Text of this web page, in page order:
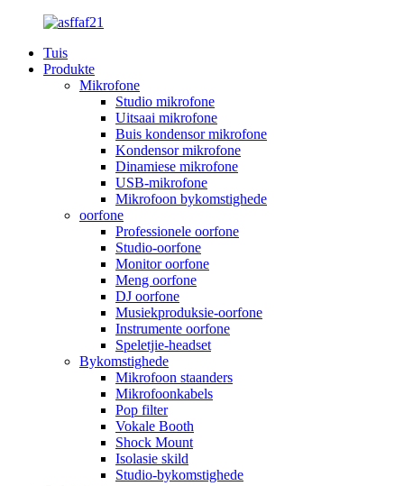
Tuis
Produkte
Mikrofone
Studio mikrofone
Uitsaai mikrofone
Buis kondensor mikrofone
Kondensor mikrofone
Dinamiese mikrofone
USB-mikrofone
Mikrofoon bykomstighede
oorfone
Professionele oorfone
Studio-oorfone
Monitor oorfone
Meng oorfone
DJ oorfone
Musiekproduksie-oorfone
Instrumente oorfone
Speletjie-headset
Bykomstighede
Mikrofoon staanders
Mikrofoonkabels
Pop filter
Vokale Booth
Shock Mount
Isolasie skild
Studio-bykomstighede